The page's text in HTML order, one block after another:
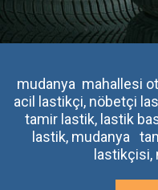
mudanya mahallesi
acil lastikçi, nöbetçi
tamir lastik, lastik
lastik, mudanya